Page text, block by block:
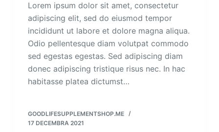
Lorem ipsum dolor sit amet, consectetur
adipiscing elit, sed do eiusmod tempor
incididunt ut labore et dolore magna aliqua.
Odio pellentesque diam volutpat commodo
sed egestas egestas. Sed adipiscing diam
donec adipiscing tristique risus nec. In hac
habitasse platea dictumst…
GOODLIFESUPPLEMENTSHOP.ME
17 DECEMBRA 2021